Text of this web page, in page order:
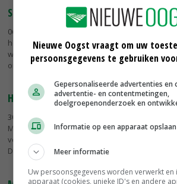
Simmes heeft stal vol
06-09-2017
- Pluimveehouders Hein en Geertje
hebben twee onderzoeksstallen in
wereldwijde fokbedrijf Cobb. Ze vinden het
onderzoeksbedrijf te zijn,...
Hoogpathogene vogelgriep treft
30-08-2017
Mansfeld-Südharz bij 3 dode zwanen het
vogelgriep-virus H5N8 aangetroffen. Hoewel
Duitsland...
Nieuwe Oogst vraagt om uw
persoonsgegevens te gebruiken
Gepersonaliseerde advertenties en
advertentie- en contentmetingen,
doelgroepenonderzoek en
Informatie op een apparaat
Meer informatie
Uw persoonsgegevens worden verwerkt
apparaat (cookies, unieke ID's en andere